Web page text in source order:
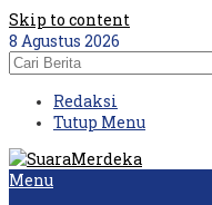
Skip to content
8 Agustus 2026
Redaksi
Tutup Menu
Menu